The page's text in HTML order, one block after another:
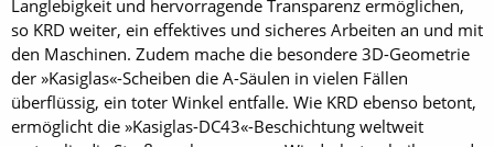
Langlebigkeit und hervorragende Transparenz ermöglichen,
so KRD weiter, ein effektives und sicheres Arbeiten an und mit
den Maschinen. Zudem mache die besondere 3D-Geometrie
der ­»Kasiglas«-Scheiben die A-Säulen in vielen Fällen
überflüssig, ein toter Winkel entfalle. Wie KRD ebenso betont,
ermöglicht die »Kasiglas-DC43«-Beschichtung weltweit